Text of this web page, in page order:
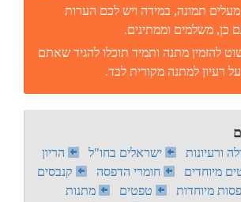
תמונה, במידה ויש לכם הערות
כן, משלמים וממתינים.
להזמין מתנה ותמיד תוכלו להגיד שאתם
רעיון למתנה מקורית לבד.
ורעיונות ישראלים בחו"ל
הריון
מיוחדים חומרי הדפסה
קנבסים
מיוחדות טפטים
מתנות